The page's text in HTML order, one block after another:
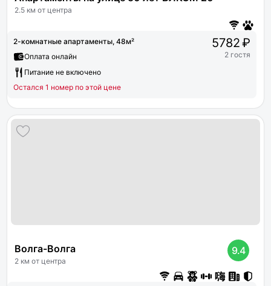
2.5 км от центра
2-комнатные апартаменты, 48м²
Оплата онлайн
Питание не включено
Остался 1 номер по этой цене
5782 ₽
2 гостя
Волга-Волга
2 км от центра
9.4